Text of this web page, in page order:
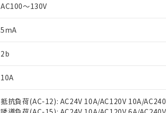
AC100～130V
5mA
2b
10A
抵抗負荷(AC-12): AC24V 10A/AC120V 10A/
以下の条件をお読みいただき、同意のうえご利
正式な納期状況および標準価格はお客様
当社販売員にご相談ください。
があります。
*EU RoHS指令（10物質）：
六価クロム(Cr(Ⅵ)) 1000ppm以下、ポリ臭化ビフェニル類
但し、RoHS指令で産業用監視および制御機器に対する適用
フタル酸エステル類の４物質については閾値を超える意図的
※2 対応予定月
「×」：最大均質材料含有率が中国RoHSの基
「－」：未確認です。当社販売部門へお問い合
Pb(鉛) :1000ppm、 Hg(水銀) : 1000ppm、 Cd(カドミウム)
DBP(フタル酸ジブチル) : 1000ppm、 DIBP(フタル酸ジイソ
う）を輸出または国外への提供する場合
置等に一切使用いたしません。
当社は、貴社製品を第三者に販売する場
記
説明
△ 一定数には満たないが在庫あり